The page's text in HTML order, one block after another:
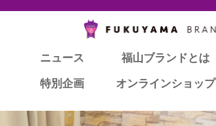
ニュース 福山ブランドとは
特別企画 オンラインショップ